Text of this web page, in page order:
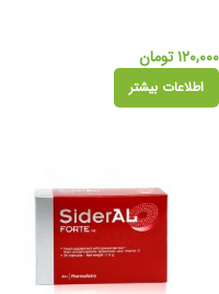
۱۲۰,۰۰۰تومان
اطلاعات بیشتر